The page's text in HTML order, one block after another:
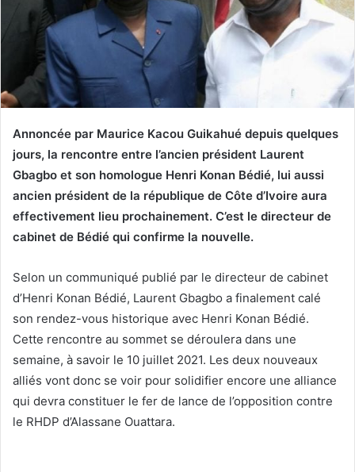
Annoncée par Maurice Kacou Guikahué depuis quelques
jours, la rencontre entre l’ancien président Laurent
Gbagbo et son homologue Henri Konan Bédié, lui aussi
ancien président de la république de Côte d’Ivoire aura
effectivement lieu prochainement. C’est le directeur de
cabinet de Bédié qui confirme la nouvelle.
Selon un communiqué publié par le directeur de cabinet
d’Henri Konan Bédié, Laurent Gbagbo a finalement calé
son rendez-vous historique avec Henri Konan Bédié.
Cette rencontre au sommet se déroulera dans une
semaine, à savoir le 10 juillet 2021. Les deux nouveaux
alliés vont donc se voir pour solidifier encore une alliance
qui devra constituer le fer de lance de l’opposition contre
le RHDP d’Alassane Ouattara.